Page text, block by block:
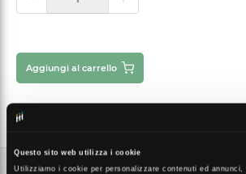
Questo sito web utilizza i cookie
Utilizziamo i cookie per personalizzare contenuti ed
Aggiungi al carrello